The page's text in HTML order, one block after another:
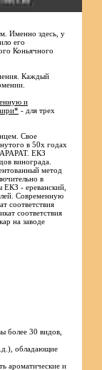
Именно здесь, у
его
Коньячного
Каждый
и
- для трех
Свое
в 50х годах
АРАРАТ. ЕКЗ
винограда.
метод
в
ЕКЗ - ереванский,
Современную
соответствия
соответствия
на заводе
более 30 видов,
обладающие
ароматические и